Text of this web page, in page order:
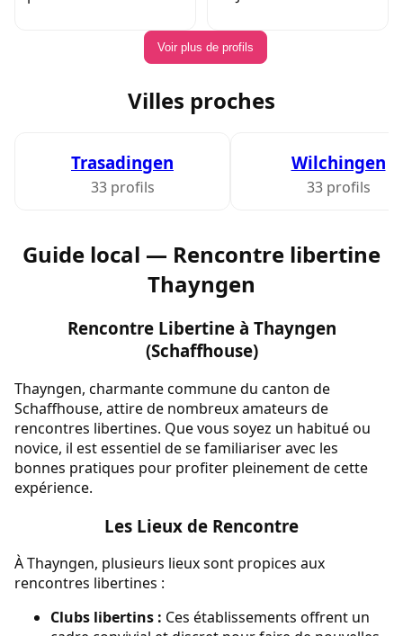
Voir plus de profils
Villes proches
Trasadingen
33 profils
Wilchingen
33 profils
Guide local — Rencontre libertine
Thayngen
Rencontre Libertine à Thayngen
(Schaffhouse)
Thayngen, charmante commune du canton de
Schaffhouse, attire de nombreux amateurs de
rencontres libertines. Que vous soyez un habitué ou
novice, il est essentiel de se familiariser avec les
bonnes pratiques pour profiter pleinement de cette
expérience.
Les Lieux de Rencontre
À Thayngen, plusieurs lieux sont propices aux
rencontres libertines :
Clubs libertins : Ces établissements offrent un